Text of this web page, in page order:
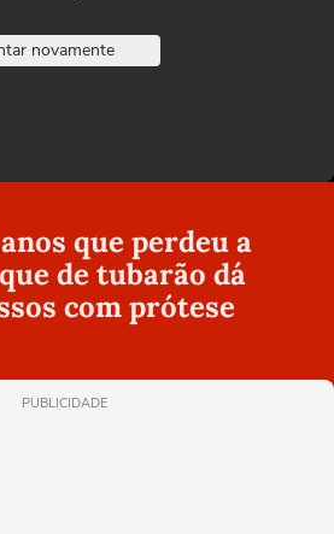
novamente
que perdeu a
de tubarão dá
com prótese
PUBLICIDADE